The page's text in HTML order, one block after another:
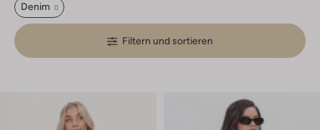
Denim
Filtern und sortieren